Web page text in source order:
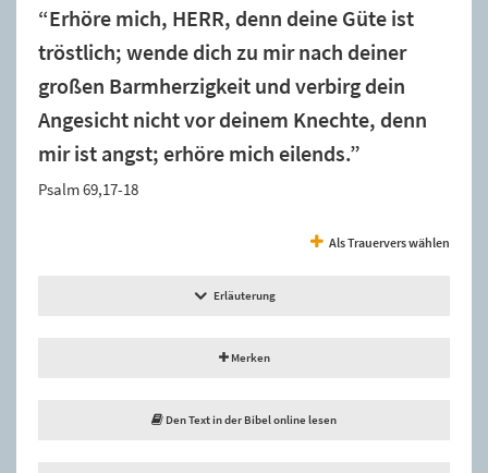
“Erhöre mich, HERR, denn deine Güte ist
tröstlich; wende dich zu mir nach deiner
großen Barmherzigkeit und verbirg dein
Angesicht nicht vor deinem Knechte, denn
mir ist angst; erhöre mich eilends.”
Psalm 69,17-18
Als Trauervers wählen
Erläuterung
Merken
Den Text in der Bibel online lesen